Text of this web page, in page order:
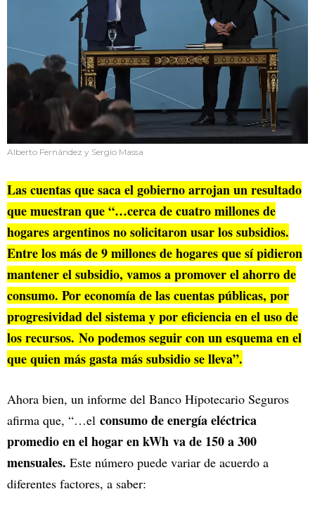
Alberto Fernández y Sergio Massa
Las cuentas que saca el gobierno arrojan un resultado
que muestran que “…cerca de cuatro millones de
hogares argentinos no solicitaron usar los subsidios.
Entre los más de 9 millones de hogares que sí pidieron
mantener el subsidio, vamos a promover el ahorro de
consumo. Por economía de las cuentas públicas, por
progresividad del sistema y por eficiencia en el uso de
los recursos. No podemos seguir con un esquema en el
que quien más gasta más subsidio se lleva”.
Ahora bien, un informe del Banco Hipotecario Seguros
afirma que, “…el consumo de energía eléctrica
promedio en el hogar en kWh va de 150 a 300
mensuales. Este número puede variar de acuerdo a
diferentes factores, a saber: